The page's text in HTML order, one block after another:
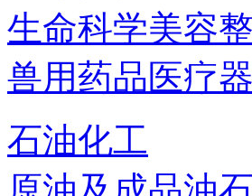
生命科学美容
兽用药品医疗
石油化工